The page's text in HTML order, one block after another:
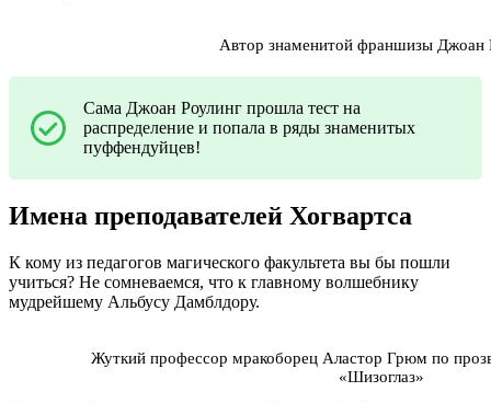
Автор знаменитой франшизы Джоан
Сама Джоан Роулинг прошла тест на
распределение и попала в ряды знаменитых
пуффендуйцев!
Имена преподавателей Хогвартса
К кому из педагогов магического факультета вы бы пошли
учиться? Не сомневаемся, что к главному волшебнику
мудрейшему Альбусу Дамблдору.
Жуткий профессор мракоборец Аластор Грюм по
«Шизоглаз»